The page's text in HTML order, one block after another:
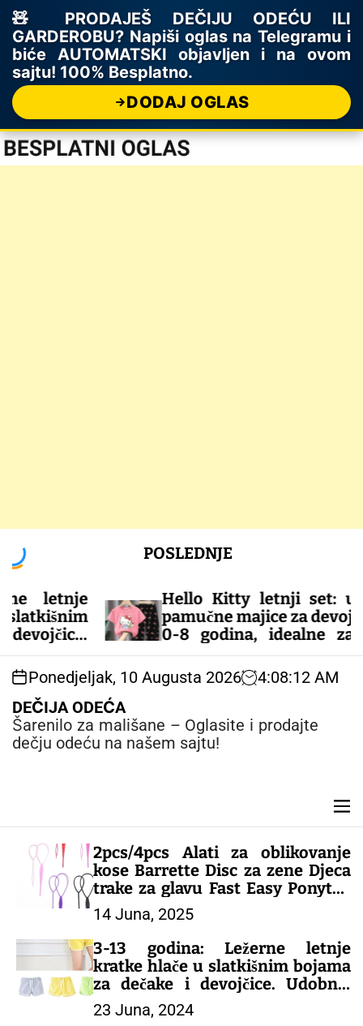
🧸 PRODAJEŠ DEČIJU ODEĆU ILI
GARDEROBU? Napiši oglas na Telegramu i
biće AUTOMATSKI objavljen i na ovom
sajtu! 100% Besplatno.
DODAJ OGLAS
o
POSLEDNJE
za
Hello Kitty letnji set: udobne
pamučne majice za devojčice od
0-8 godina, idealne za tople
dane!
– DEČIJA ODEĆA
Ponedjeljak, 10 Augusta 2026 4:08:13 AM
DEČIJA ODEĆA
Šarenilo za mališane – Oglasite i prodajte
dečju odeću na našem sajtu!
M
e
n
u
2pcs/4pcs Alati za oblikovanje
kose Barrette Disc za zene Djeca
trake za glavu Fast Easy Ponytail
Creator dodaci za kosu – DEČIJI
KOMPLETI
14 Juna, 2025
3-13 godina: Ležerne letnje
kratke hlače u slatkišnim bojama
za dečake i devojčice. Udobne,
šarene i savršene za tople dane!
23 Juna, 2024